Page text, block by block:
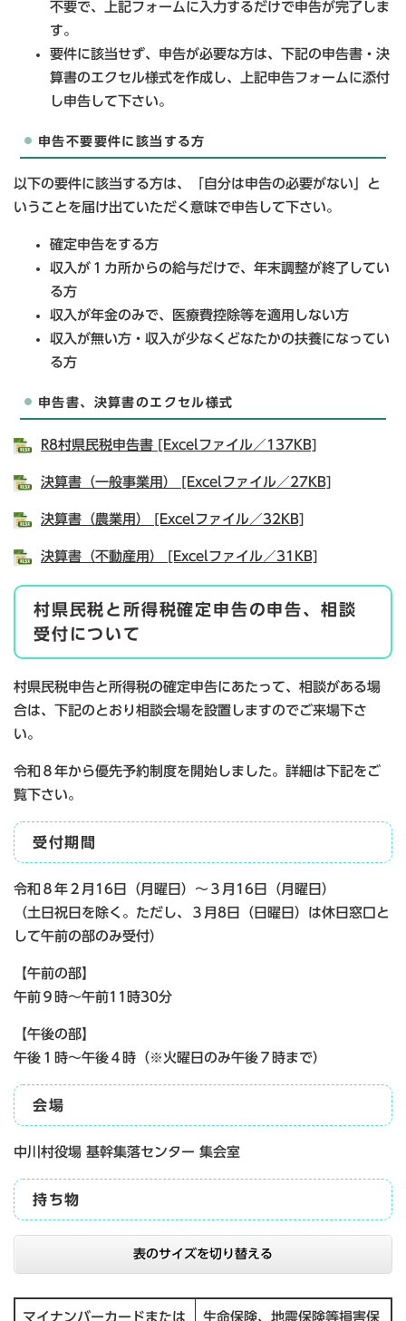
不要で、上記フォームに入力するだけで申告が完了しま
す。
要件に該当せず、申告が必要な方は、下記の申告書・決
算書のエクセル様式を作成し、上記申告フォームに添付
し申告して下さい。
申告不要要件に該当する方
以下の要件に該当する方は、「自分は申告の必要がない」と
いうことを届け出ていただく意味で申告して下さい。
確定申告をする方
収入が１カ所からの給与だけで、年末調整が終了してい
る方
収入が年金のみで、医療費控除等を適用しない方
収入が無い方・収入が少なくどなたかの扶養になってい
る方
申告書、決算書のエクセル様式
R8村県民税申告書 [Excelファイル／137KB]
決算書（一般事業用） [Excelファイル／27KB]
決算書（農業用） [Excelファイル／32KB]
決算書（不動産用） [Excelファイル／31KB]
​​村県民税と所得税確定申告の申告、相談
受付について
​村県民税申告と所得税の確定申告にあたって、相談がある場
合は、下記のとおり相談会場を設置しますのでご来場下さ
い。
令和８年から優先予約制度を開始しました。詳細は下記をご
覧下さい。
受付期間
令和８年２月16日（月曜日）～３月16日（月曜日）
（土日祝日を除く。ただし、３月8日（日曜日）は休日窓口と
して午前の部のみ受付）
【午前の部】
午前９時～午前11時30分
【午後の部】
午後１時～午後４時（※火曜日のみ午後７時まで）
会場
中川村役場 基幹集落センター 集会室
持ち物
表のサイズを切り替える
マイナンバーカードまたは 生命保険、地震保険等損害保